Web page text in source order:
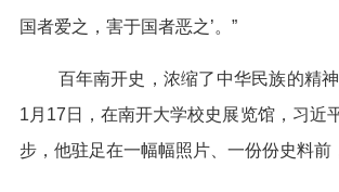
国者爱之，害于国者恶之’。”
百年南开史，浓缩了中华民族的精
1月17日，在南开大学校史展览馆，习近
步，他驻足在一幅幅照片、一份份史料前